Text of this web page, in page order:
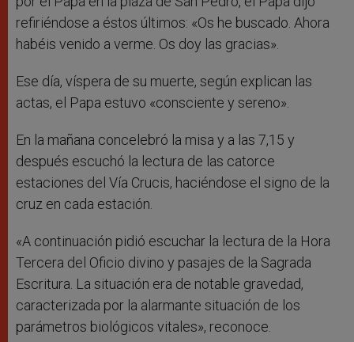
refiriéndose a éstos últimos: «Os he buscado. Ahora
habéis venido a verme. Os doy las gracias».
Ese día, víspera de su muerte, según explican las
actas, el Papa estuvo «consciente y sereno».
En la mañana concelebró la misa y a las 7,15 y
después escuchó la lectura de las catorce
estaciones del Vía Crucis, haciéndose el signo de la
cruz en cada estación.
«A continuación pidió escuchar la lectura de la Hora
Tercera del Oficio divino y pasajes de la Sagrada
Escritura. La situación era de notable gravedad,
caracterizada por la alarmante situación de los
parámetros biológicos vitales», reconoce.